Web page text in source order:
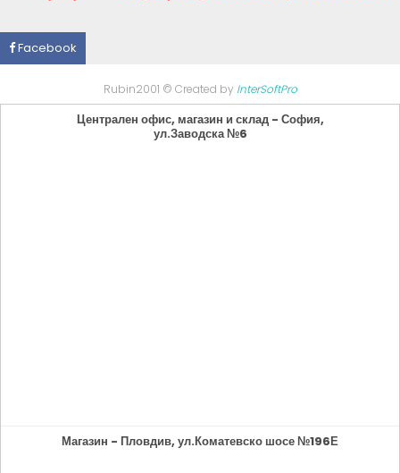
Facebook
Rubin2001 © Created by InterSoftPro
Централен офис, магазин и склад - София,
ул.Заводска №6
Магазин - Пловдив, ул.Коматевско шосе №196Е